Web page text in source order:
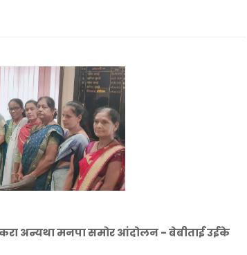
करा अन्यथा मनपा समोर आंदोलन - बेबीताई उईके